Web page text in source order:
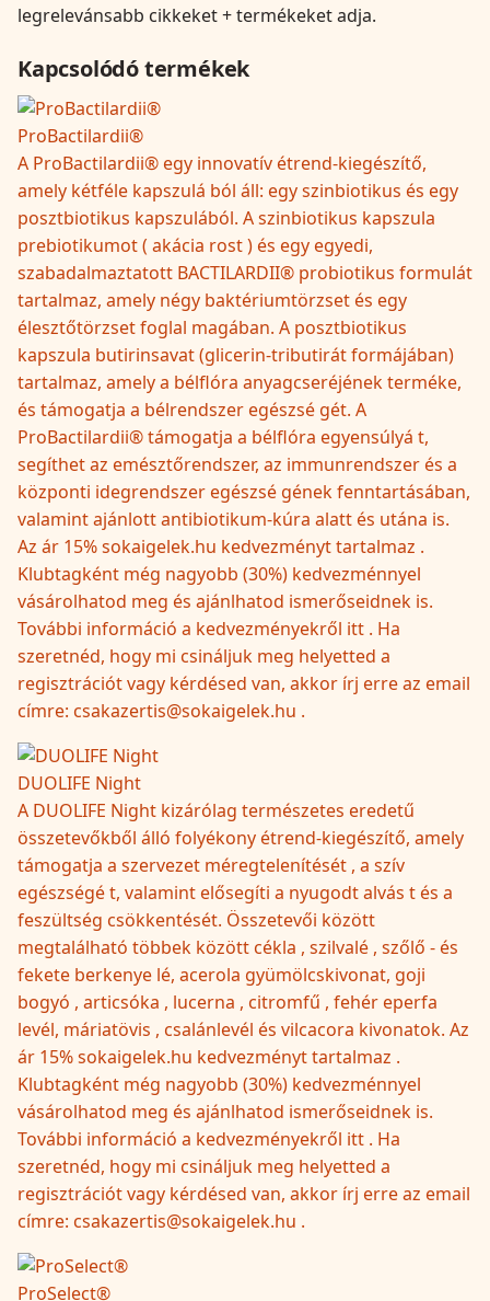
legrelevánsabb cikkeket + termékeket adja.
Kapcsolódó termékek
ProBactilardii®
A ProBactilardii® egy innovatív étrend-kiegészítő,
amely kétféle kapszulá ból áll: egy szinbiotikus és egy
posztbiotikus kapszulából. A szinbiotikus kapszula
prebiotikumot ( akácia rost ) és egy egyedi,
szabadalmaztatott BACTILARDII® probiotikus formulát
tartalmaz, amely négy baktériumtörzset és egy
élesztőtörzset foglal magában. A posztbiotikus
kapszula butirinsavat (glicerin-tributirát formájában)
tartalmaz, amely a bélflóra anyagcseréjének terméke,
és támogatja a bélrendszer egészsé gét. A
ProBactilardii® támogatja a bélflóra egyensúlyá t,
segíthet az emésztőrendszer, az immunrendszer és a
központi idegrendszer egészsé gének fenntartásában,
valamint ajánlott antibiotikum-kúra alatt és utána is.
Az ár 15% sokaigelek.hu kedvezményt tartalmaz .
Klubtagként még nagyobb (30%) kedvezménnyel
vásárolhatod meg és ajánlhatod ismerőseidnek is.
További információ a kedvezményekről itt . Ha
szeretnéd, hogy mi csináljuk meg helyetted a
regisztrációt vagy kérdésed van, akkor írj erre az email
címre: csakazertis@sokaigelek.hu .
DUOLIFE Night
A DUOLIFE Night kizárólag természetes eredetű
összetevőkből álló folyékony étrend-kiegészítő, amely
támogatja a szervezet méregtelenítését , a szív
egészségé t, valamint elősegíti a nyugodt alvás t és a
feszültség csökkentését. Összetevői között
megtalálható többek között cékla , szilvalé , szőlő - és
fekete berkenye lé, acerola gyümölcskivonat, goji
bogyó , articsóka , lucerna , citromfű , fehér eperfa
levél, máriatövis , csalánlevél és vilcacora kivonatok. Az
ár 15% sokaigelek.hu kedvezményt tartalmaz .
Klubtagként még nagyobb (30%) kedvezménnyel
vásárolhatod meg és ajánlhatod ismerőseidnek is.
További információ a kedvezményekről itt . Ha
szeretnéd, hogy mi csináljuk meg helyetted a
regisztrációt vagy kérdésed van, akkor írj erre az email
címre: csakazertis@sokaigelek.hu .
ProSelect®